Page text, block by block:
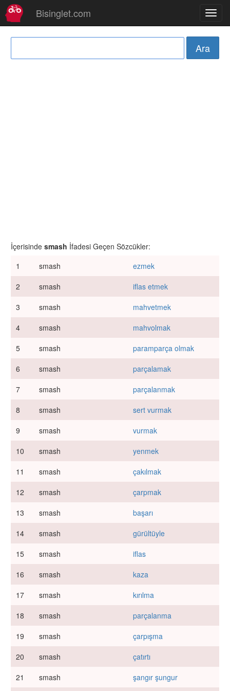
Bisinglet.com
İçerisinde smash İfadesi Geçen Sözcükler:
1
smash
ezmek
2
smash
iflas etmek
3
smash
mahvetmek
4
smash
mahvolmak
5
smash
paramparça olmak
6
smash
parçalamak
7
smash
parçalanmak
8
smash
sert vurmak
9
smash
vurmak
10
smash
yenmek
11
smash
çakılmak
12
smash
çarpmak
13
smash
başarı
14
smash
gürültüyle
15
smash
iflas
16
smash
kaza
17
smash
kırılma
18
smash
parçalanma
19
smash
çarpışma
20
smash
çatırtı
21
smash şangır şungur